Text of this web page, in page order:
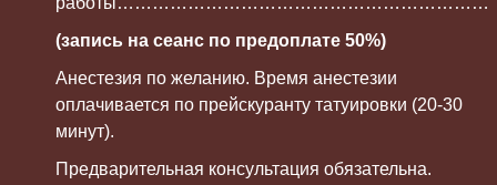
(запись на сеанс по предоплате 50%)
Анестезия по желанию. Время анестезии
оплачивается по прейскуранту татуировки (20-30
минут).
Предварительная консультация обязательна.